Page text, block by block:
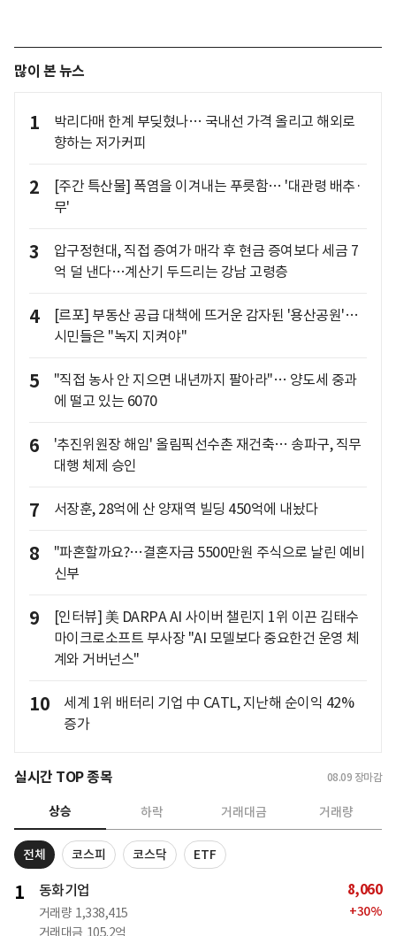
많이 본 뉴스
1
박리다매 한계 부딪혔나… 국내선 가격 올리고 해외로
향하는 저가커피
2
[주간 특산물] 폭염을 이겨내는 푸릇함… '대관령 배추·
무'
3
압구정현대, 직접 증여가 매각 후 현금 증여보다 세금 7
억 덜 낸다…계산기 두드리는 강남 고령층
4
[르포] 부동산 공급 대책에 뜨거운 감자된 '용산공원'…
시민들은 "녹지 지켜야"
5
"직접 농사 안 지으면 내년까지 팔아라"… 양도세 중과
에 떨고 있는 6070
6
'추진위원장 해임' 올림픽선수촌 재건축… 송파구, 직무
대행 체제 승인
7 서장훈, 28억에 산 양재역 빌딩 450억에 내놨다
8
"파혼할까요?…결혼자금 5500만원 주식으로 날린 예비
신부
9
[인터뷰] 美 DARPA AI 사이버 챌린지 1위 이끈 김태수
마이크로소프트 부사장 "AI 모델보다 중요한건 운영 체
계와 거버넌스"
10
세계 1위 배터리 기업 中 CATL, 지난해 순이익 42%
증가
실시간 TOP 종목 08.09 장마감
상승 하락 거래대금 거래량
전체 코스피 코스닥 ETF
1 동화기업
거래량 1,338,415
거래대금 105.2억
8,060
+30%